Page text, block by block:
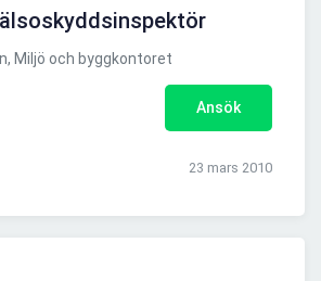
Miljö och byggkontoret
Ansök
23 mars 2010